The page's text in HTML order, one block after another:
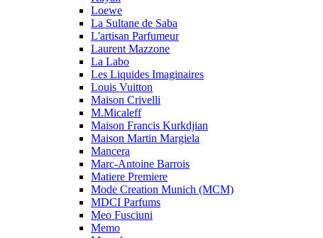
Loewe
La Sultane de Saba
L'artisan Parfumeur
Laurent Mazzone
La Labo
Les Liquides Imaginaires
Louis Vuitton
Maison Crivelli
M.Micaleff
Maison Francis Kurkdjian
Maison Martin Margiela
Mancera
Marc-Antoine Barrois
Matiere Premiere
Mode Creation Munich (MCM)
MDCI Parfums
Meo Fusciuni
Memo